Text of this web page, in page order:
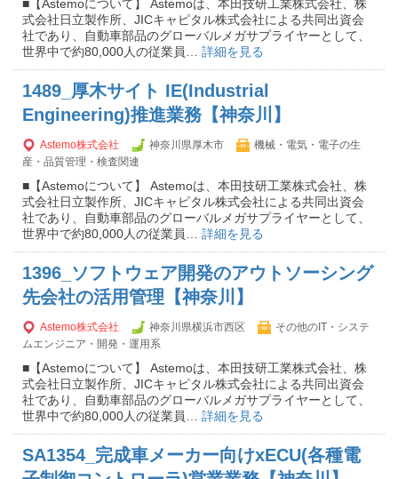
■【Astemoについて】 Astemoは、本田技研工業株式会社、株
式会社日立製作所、JICキャピタル株式会社による共同出資会
社であり、自動車部品のグローバルメガサプライヤーとして、
世界中で約80,000人の従業員… 詳細を見る
1489_厚木サイト IE(Industrial
Engineering)推進業務【神奈川】
Astemo株式会社 神奈川県厚木市
機械・電気・電子の生
産・品質管理・検査関連
■【Astemoについて】 Astemoは、本田技研工業株式会社、株
式会社日立製作所、JICキャピタル株式会社による共同出資会
社であり、自動車部品のグローバルメガサプライヤーとして、
世界中で約80,000人の従業員… 詳細を見る
1396_ソフトウェア開発のアウトソーシング
先会社の活用管理【神奈川】
Astemo株式会社 神奈川県横浜市西区
その他のIT・システ
ムエンジニア・開発・運用系
■【Astemoについて】 Astemoは、本田技研工業株式会社、株
式会社日立製作所、JICキャピタル株式会社による共同出資会
社であり、自動車部品のグローバルメガサプライヤーとして、
世界中で約80,000人の従業員… 詳細を見る
SA1354_完成車メーカー向けxECU(各種電